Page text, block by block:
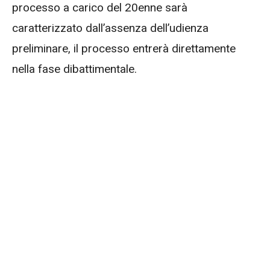
processo a carico del 20enne sarà
caratterizzato dall’assenza dell’udienza
preliminare, il processo entrerà direttamente
nella fase dibattimentale.